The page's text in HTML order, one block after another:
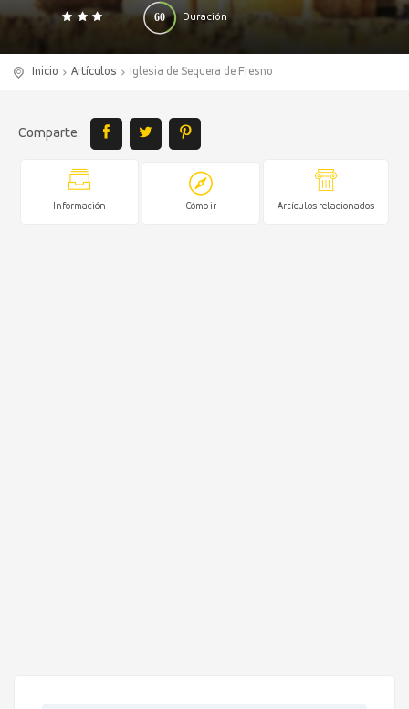
Duración
60
0 140
Inicio Artículos Iglesia de Sequera de Fresno
Comparte:
Información Cómo ir Artículos relacionados